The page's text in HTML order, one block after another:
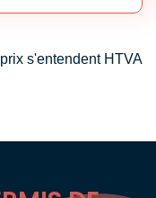
s'entendent HTVA